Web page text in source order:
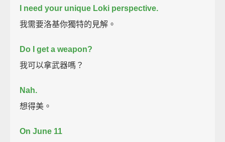
I need your unique Loki perspective.
我需要洛基你獨特的見解。
Do I get a weapon?
我可以拿武器嗎？
Nah.
想得美。
On June 11